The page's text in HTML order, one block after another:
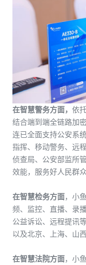
在智慧警务方面，依
结合端到端全链路加
连已全面支持公安系
指挥、移动警务、远
侦查局、 公安部监所
效能， 服务好人民群
在智慧检务方面，小
频、监控、直播、录
公益诉讼、远程提讯
以及北京、
上海、 山西
在智慧法院方面，小